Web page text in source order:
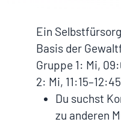
Ein
Basis der
Gruppe 1: Mi,
2: Mi,
Du suchst
zu anderen